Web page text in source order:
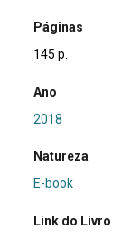
Páginas
145 p.
Ano
2018
Natureza
E-book
Link do Livro